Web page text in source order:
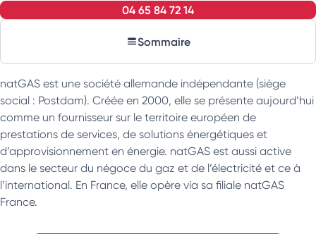
04 65 84 72 14
Sommaire
natGAS est une société allemande indépendante (siège
social : Postdam). Créée en 2000, elle se présente aujourd’hui
comme un fournisseur sur le territoire européen de
prestations de services, de solutions énergétiques et
d’approvisionnement en énergie. natGAS est aussi active
dans le secteur du négoce du gaz et de l’électricité et ce à
l’international. En France, elle opère via sa filiale natGAS
France.